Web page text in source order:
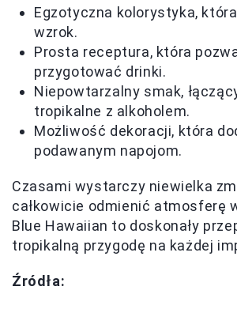
Egzotyczna kolorystyka,
wzrok.
Prosta receptura, która
przygotować drinki.
Niepowtarzalny smak,
tropikalne z alkoholem.
Możliwość dekoracji, która
podawanym napojom.
Czasami wystarczy niewielka
całkowicie odmienić atmosferę
Blue Hawaiian to doskonały
tropikalną przygodę na każdej
Źródła: